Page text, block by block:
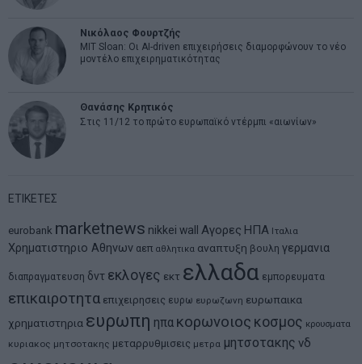
Νικόλαος Φουρτζής
MIT Sloan: Οι AI-driven επιχειρήσεις διαμορφώνουν το νέο
μοντέλο επιχειρηματικότητας
Θανάσης Κρητικός
Στις 11/12 το πρώτο ευρωπαϊκό ντέρμπι «αιωνίων»
ΕΤΙΚΕΤΕΣ
eurobank marketnews nikkei wall Αγορες ΗΠΑ Ιταλια
Χρηματιστηριο Αθηνων αεπ αθλητικα αναπτυξη βουλη γερμανια
διαπραγματευση δντ εκλογες εκτ ελλαδα εμπορευματα
επικαιροτητα επιχειρησεις ευρω ευρωζωνη ευρωπαικα
χρηματιστηρια ευρωπη ηπα κορωνοιος κοσμος κρουσματα
κυριακος μητσοτακης μεταρρυθμισεις μετρα μητσοτακης νδ